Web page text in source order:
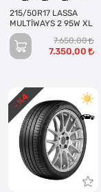
215/50R17 LASSA
MULTİWAYS 2 95W XL
7.650,00
7.350,00
- %
4